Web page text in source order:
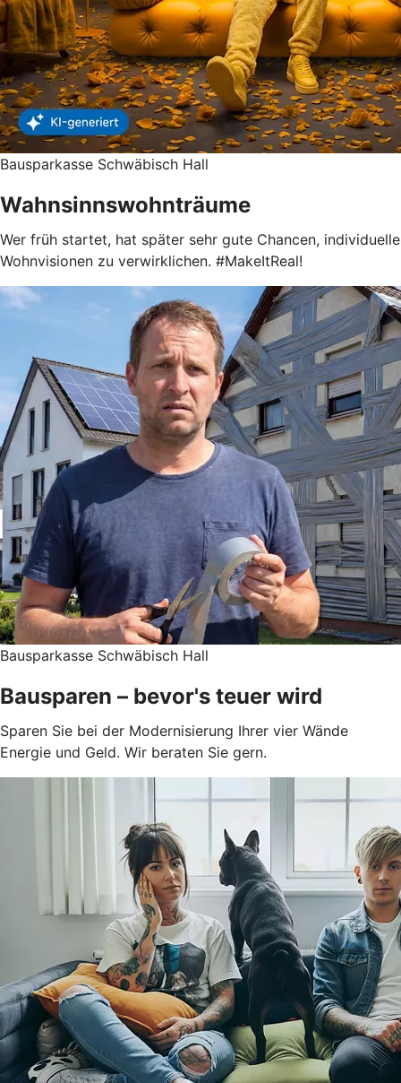
Bausparkasse Schwäbisch Hall
Wahnsinnswohnträume
Wer früh startet, hat später sehr gute Chancen, individuelle
Wohnvisionen zu verwirklichen. #MakeItReal!
Bausparkasse Schwäbisch Hall
Bausparen – bevor's teuer wird
Sparen Sie bei der Modernisierung Ihrer vier Wände
Energie und Geld. Wir beraten Sie gern.